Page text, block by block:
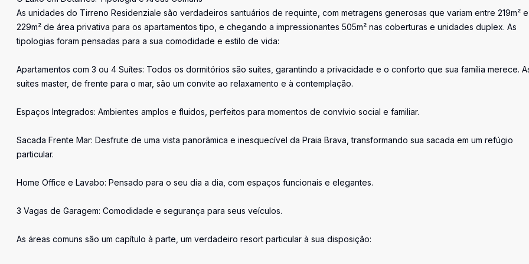
As unidades do Tirreno Residenziale são verdadeiros santuários de requinte, com metragens generosas que variam entre 219m² e
229m² de área privativa para os apartamentos tipo, e chegando a impressionantes 505m² nas coberturas e unidades duplex. As
tipologias foram pensadas para a sua comodidade e estilo de vida:
Apartamentos com 3 ou 4 Suítes: Todos os dormitórios são suítes, garantindo a privacidade e o conforto que sua família merece.
suítes master, de frente para o mar, são um convite ao relaxamento e à contemplação.
Espaços Integrados: Ambientes amplos e fluidos, perfeitos para momentos de convívio social e familiar.
Sacada Frente Mar: Desfrute de uma vista panorâmica e inesquecível da Praia Brava, transformando sua sacada em um refúgio
particular.
Home Office e Lavabo: Pensado para o seu dia a dia, com espaços funcionais e elegantes.
3 Vagas de Garagem: Comodidade e segurança para seus veículos.
As áreas comuns são um capítulo à parte, um verdadeiro resort particular à sua disposição: